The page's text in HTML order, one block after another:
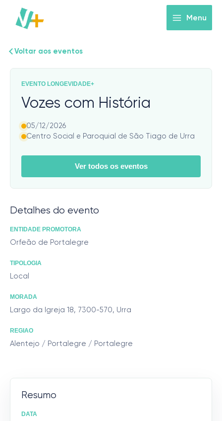
content
Menu
Voltar aos eventos
EVENTO LONGEVIDADE+
Vozes com História
05/12/2026
Centro Social e Paroquial de São Tiago de Urra
Ver todos os eventos
Detalhes do evento
ENTIDADE PROMOTORA
Orfeão de Portalegre
TIPOLOGIA
Local
MORADA
Largo da Igreja 18, 7300-570, Urra
REGIAO
Alentejo / Portalegre / Portalegre
Resumo
DATA